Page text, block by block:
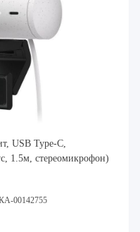
USB Type-C,
1.5м, стереомикрофон)
00142755